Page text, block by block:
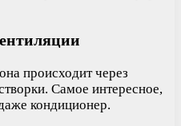
происходит через
Самое интересное,
кондиционер.